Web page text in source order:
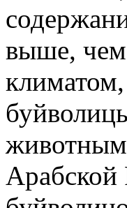
выше,
Арабской